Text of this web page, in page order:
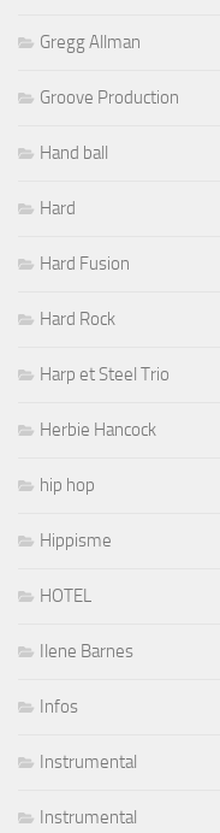
Gregg Allman
Groove Production
Hand ball
Hard
Hard Fusion
Hard Rock
Harp et Steel Trio
Herbie Hancock
hip hop
Hippisme
HOTEL
Ilene Barnes
Infos
Instrumental
Instrumental